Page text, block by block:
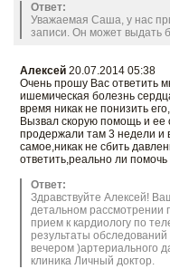
Ответ:
Уважаемая Саша, у нас
записи. Он может выдать
Алексей 20.07.2014 05:38
Очень прошу Вас ответить
ишемическая болезнь
время никак не понизить
Вызвал скорую помощь и ее
продержали там 3 недели и
самое,никак не сбить
ответить,реально ли
Ответ:
Здравствуйте Алексей!
детальном рассмотрении
прием к кардиологу по
результаты
вечером )артериального
клиника Личный доктор.